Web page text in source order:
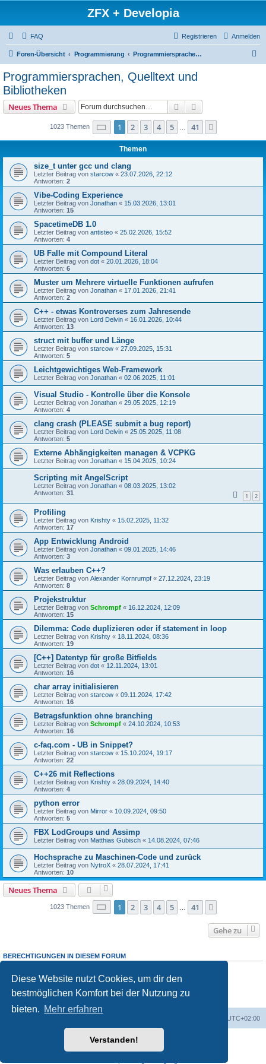
Diese Website nutzt Cookies, um dir den
bestmöglichen Komfort bei der Nutzung zu
bieten. Mehr erfahren
Verstanden!
ZFX + Developia
FAQ Anmelden
Registrieren
Foren-Übersicht Programmierung Programmiersprachen, Quelltext und Bibliotheken
Programmiersprachen, Quelltext und
Bibliotheken
Neues Thema Suche
1023 Themen Seite 1von 41
1 2 3 4 5 41
Themen
size_t unter gcc und clang
Letzter Beitrag von starcow « 23.07.2026, 22:12
Antworten: 2
Vibe-Coding Experience
Letzter Beitrag von Jonathan « 15.03.2026, 13:01
Antworten: 15
SpacetimeDB 1.0
Letzter Beitrag von antisteo « 25.02.2026, 15:52
Antworten: 4
UB Falle mit Compound Literal
Letzter Beitrag von dot « 20.01.2026, 18:04
Antworten: 6
Muster um Mehrere virtuelle Funktionen aufrufen
Letzter Beitrag von Jonathan « 17.01.2026, 21:41
Antworten: 2
C++ - etwas Kontroverses zum Jahresende
Letzter Beitrag von Lord Delvin « 16.01.2026, 10:44
Antworten: 13
struct mit buffer und Länge
Letzter Beitrag von starcow « 27.09.2025, 15:31
Antworten: 5
Leichtgewichtiges Web-Framework
Letzter Beitrag von Jonathan « 02.06.2025, 11:01
Visual Studio - Kontrolle über die Konsole
Letzter Beitrag von Jonathan « 29.05.2025, 12:19
Antworten: 4
clang crash (PLEASE submit a bug report)
Letzter Beitrag von Lord Delvin « 25.05.2025, 11:08
Antworten: 5
Externe Abhängigkeiten managen & VCPKG
Letzter Beitrag von Jonathan « 15.04.2025, 10:24
Scripting mit AngelScript
Letzter Beitrag von Jonathan « 08.03.2025, 13:02
Antworten: 31 1 2
Profiling
Letzter Beitrag von Krishty « 15.02.2025, 11:32
Antworten: 17
App Entwicklung Android
Letzter Beitrag von Jonathan « 09.01.2025, 14:46
Antworten: 3
Was erlauben C++?
Letzter Beitrag von Alexander Kornrumpf « 27.12.2024, 23:19
Antworten: 8
Projekstruktur
Letzter Beitrag von Schrompf « 16.12.2024, 12:09
Antworten: 15
Dilemma: Code duplizieren oder if statement in loop
Letzter Beitrag von Krishty « 18.11.2024, 08:36
Antworten: 19
[C++] Datentyp für große Bitfields
Letzter Beitrag von dot « 12.11.2024, 13:01
Antworten: 16
char array initialisieren
Letzter Beitrag von starcow « 09.11.2024, 17:42
Antworten: 16
Betragsfunktion ohne branching
Letzter Beitrag von Schrompf « 24.10.2024, 10:53
Antworten: 16
c-faq.com - UB in Snippet?
Letzter Beitrag von starcow « 15.10.2024, 19:17
Antworten: 22
C++26 mit Reflections
Letzter Beitrag von Krishty « 28.09.2024, 14:40
Antworten: 4
python error
Letzter Beitrag von Mirror « 10.09.2024, 09:50
Antworten: 5
FBX LodGroups und Assimp
Letzter Beitrag von Matthias Gubisch « 14.08.2024, 07:46
Hochsprache zu Maschinen-Code und zurück
Letzter Beitrag von NytroX « 28.07.2024, 17:41
Antworten: 10
Neues Thema
1023 Themen Seite 1von 41
1 2 3 4 5 41
Gehe zu
BERECHTIGUNGEN IN DIESEM FORUM
Du darfst keineAntworten zu Themen in diesem Forum erstellen.
Du darfst deine Beiträge in diesem Forumnichtändern.
Du darfst deine Beiträge in diesem Forum nicht löschen.
keine
UTC+02:00
Powered byphpBB® Forum Software © phpBB Limited
phpBB.de